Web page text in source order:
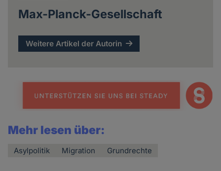
Max-Planck-Gesellschaft
Weitere Artikel der Autorin
Mehr lesen über:
Asylpolitik Migration Grundrechte